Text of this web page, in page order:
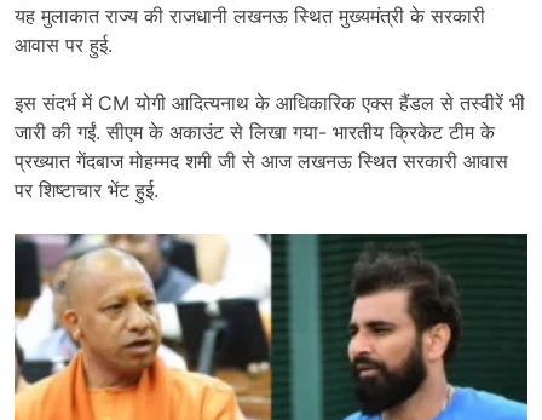
यह मुलाकात राज्य की राजधानी लखनऊ स्थित मुख्यमंत्री के सरकारी
आवास पर हुई.
इस संदर्भ में CM योगी आदित्यनाथ के आधिकारिक एक्स हैंडल से तस्वीरें भी
जारी की गईं. सीएम के अकाउंट से लिखा गया- भारतीय क्रिकेट टीम के
प्रख्यात गेंदबाज मोहम्मद शमी जी से आज लखनऊ स्थित सरकारी आवास
पर शिष्टाचार भेंट हुई.